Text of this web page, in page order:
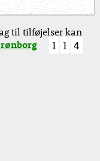
til tilføjelser kan
1 1 4